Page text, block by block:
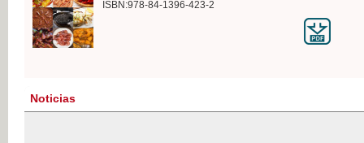
ISBN:978-84-1396-423-2
Noticias